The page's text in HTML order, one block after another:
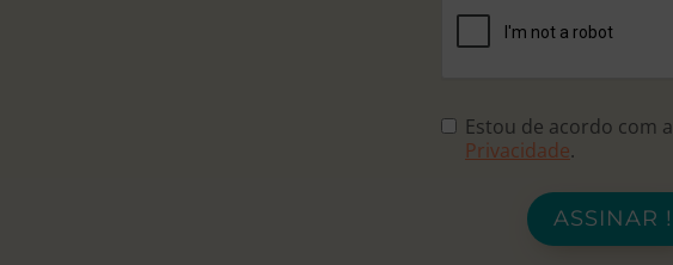
Estou de acordo com a
Privacidade.
ASSINAR !